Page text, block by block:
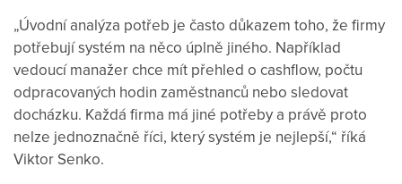
„Úvodní analýza potřeb je často důkazem toho, že firmy
potřebují systém na něco úplně jiného. Například
vedoucí manažer chce mít přehled o cashflow, počtu
odpracovaných hodin zaměstnanců nebo sledovat
docházku. Každá firma má jiné potřeby a právě proto
nelze jednoznačně říci, který systém je nejlepší,“ říká
Viktor Senko.